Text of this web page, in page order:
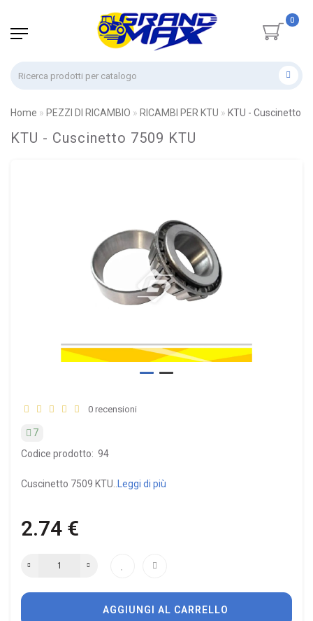
0
Home PEZZI DI RICAMBIO RICAMBI PER KTU KTU - Cuscinetto
KTU - Cuscinetto 7509 KTU
0 recensioni
7
Codice prodotto: 94
Cuscinetto 7509 KTU.. Leggi di più
2.74 €
AGGIUNGI AL CARRELLO